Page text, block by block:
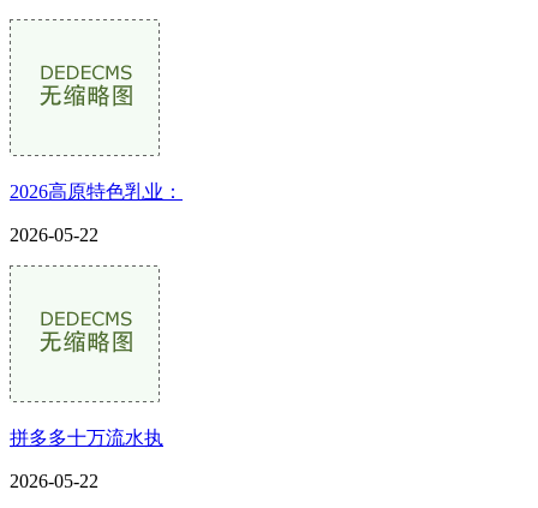
2026高原特色乳业：
2026-05-22
拼多多十万流水执
2026-05-22